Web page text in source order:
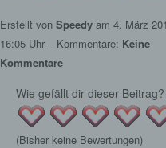
Erstellt von Speedy am 4. März
16:05 Uhr – Kommentare: Keine
Kommentare
Wie gefällt dir dieser Beitrag?
(Bisher keine Bewertungen)